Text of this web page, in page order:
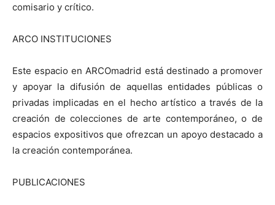
comisario y crítico.
ARCO INSTITUCIONES
Este espacio en ARCOmadrid está destinado a promover
y apoyar la difusión de aquellas entidades públicas o
privadas implicadas en el hecho artístico a través de la
creación de colecciones de arte contemporáneo, o de
espacios expositivos que ofrezcan un apoyo destacado a
la creación contemporánea.
PUBLICACIONES